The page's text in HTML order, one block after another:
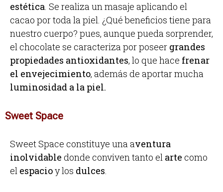
estética. Se realiza un masaje aplicando el
cacao por toda la piel. ¿Qué beneficios tiene para
nuestro cuerpo? pues, aunque pueda sorprender,
el chocolate se caracteriza por poseer grandes
propiedades antioxidantes, lo que hace frenar
el envejecimiento, además de aportar mucha
luminosidad a la piel.
Sweet Space
Sweet Space constituye una aventura
inolvidable donde conviven tanto el arte como
el espacioy los dulces.